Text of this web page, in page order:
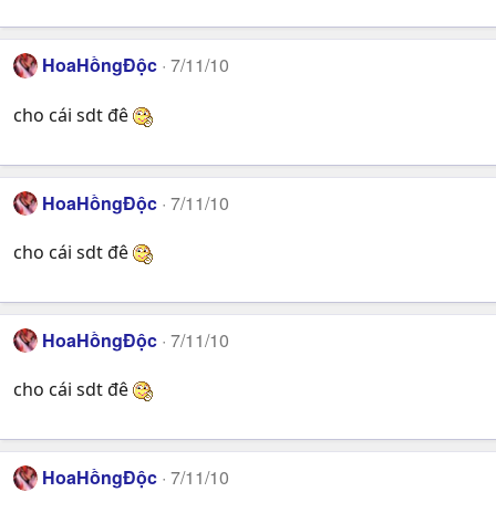
HoaHồngĐộc 7/11/10
cho cái sdt đê
HoaHồngĐộc 7/11/10
cho cái sdt đê
HoaHồngĐộc 7/11/10
cho cái sdt đê
HoaHồngĐộc 7/11/10